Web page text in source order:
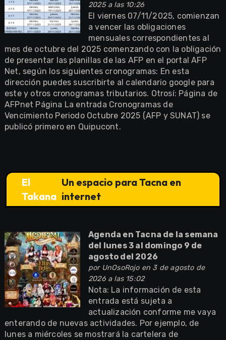
2025 a las 10:26
El viernes 07/11/2025, comienzan
a vencer las obligaciones
mensuales correspondientes al
mes de octubre del 2025 comenzando con la obligación
de presentar las planillas de las AFP en el portal AFP
Net, según los siguientes cronogramas: En esta
dirección puedes suscribirte al calendario google para
este y otros cronogramas tributarios. Otrosí: Página de
AFPnet Página La entrada Cronogramas de
Vencimiento Periodo Octubre 2025 (AFP y SUNAT) se
publicó primero en Quipucont.
El
Takana
Un espacio para Tacna en
internet
Agenda en Tacna de la semana
del lunes 3 al domingo 9 de
agosto del 2026
por UnOsoRojoen 3 de agosto de
2026 a las 15:02
Nota: La información de esta
entrada está sujeta a
actualización conforme me vaya
enterando de nuevas actividades. Por ejemplo, de
lunes a miércoles se mostrará la cartelera de